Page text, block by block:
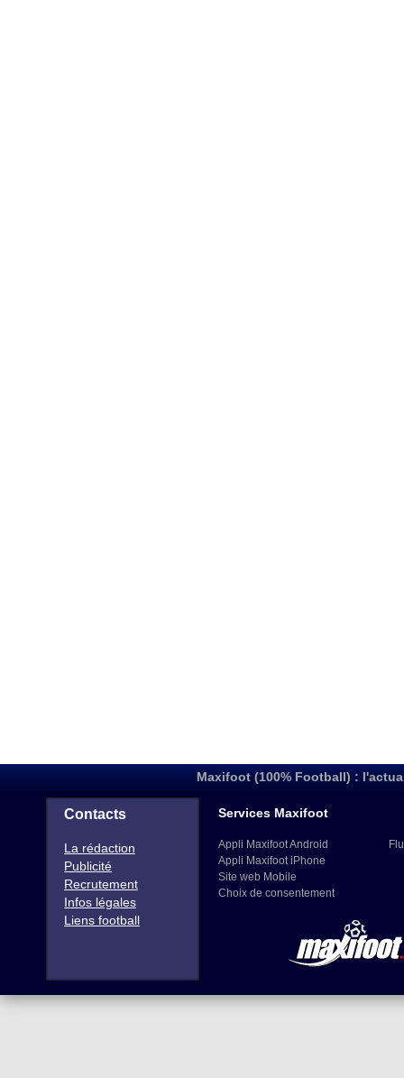
Maxifoot (100% Football) :
Contacts
La rédaction
Publicité
Recrutement
Infos légales
Liens football
Services Maxifoot
Appli Maxifoot Android
Appli Maxifoot iPhone
Site web Mobile
Choix de consentement